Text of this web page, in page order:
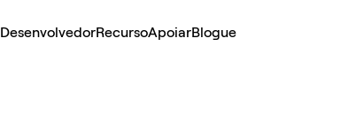
DesenvolvedorRecursoApoiarBlogue